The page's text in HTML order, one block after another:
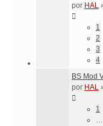
por HAL
1
2
3
4
BS Mod
por HAL
1
…